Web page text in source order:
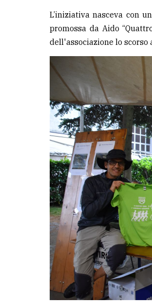
L’iniziativa nasceva con
promossa da Aido
dell'associazione lo scorso